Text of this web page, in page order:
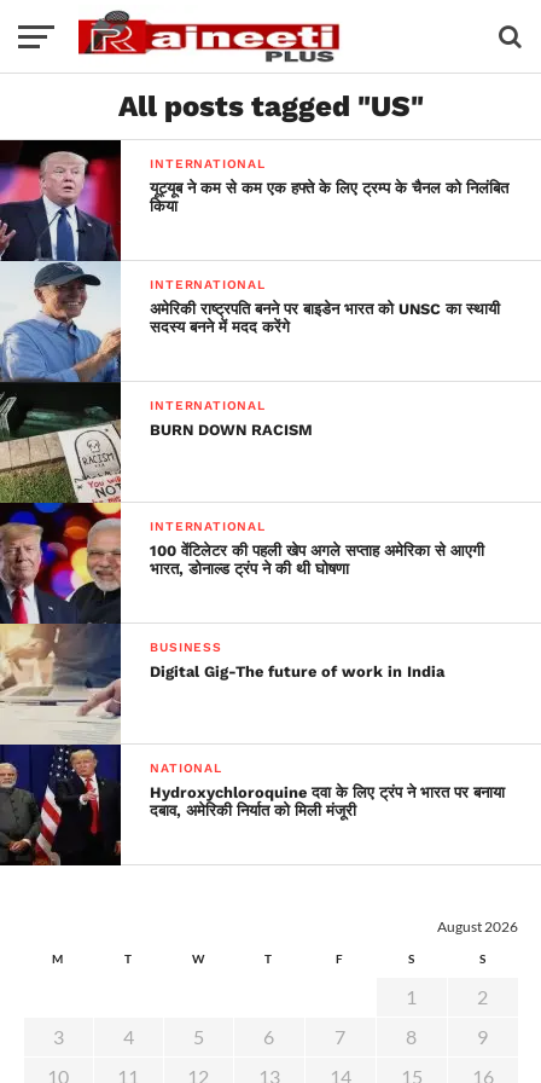
All posts tagged "US"
INTERNATIONAL
यूट्यूब ने कम से कम एक हफ्ते के लिए ट्रम्प के चैनल को निलंबित
किया
INTERNATIONAL
अमेरिकी राष्ट्रपति बनने पर बाइडेन भारत को UNSC का स्थायी
सदस्य बनने में मदद करेंगे
INTERNATIONAL
BURN DOWN RACISM
INTERNATIONAL
100 वेंटिलेटर की पहली खेप अगले सप्ताह अमेरिका से आएगी
भारत, डोनाल्ड ट्रंप ने की थी घोषणा
BUSINESS
Digital Gig-The future of work in India
NATIONAL
Hydroxychloroquine दवा के लिए ट्रंप ने भारत पर बनाया
दबाव, अमेरिकी निर्यात को मिली मंजूरी
August 2026
M T W T F S S
1
2
3
4 5 6 7 8
9
10
11 12 13 14 15 16